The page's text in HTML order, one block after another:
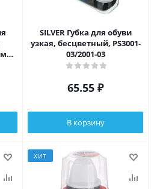
SILVER Губка для обуви
узкая, бесцветный, PS3001-
03/2001-03
65.55 ₽
В корзину
ХИТ